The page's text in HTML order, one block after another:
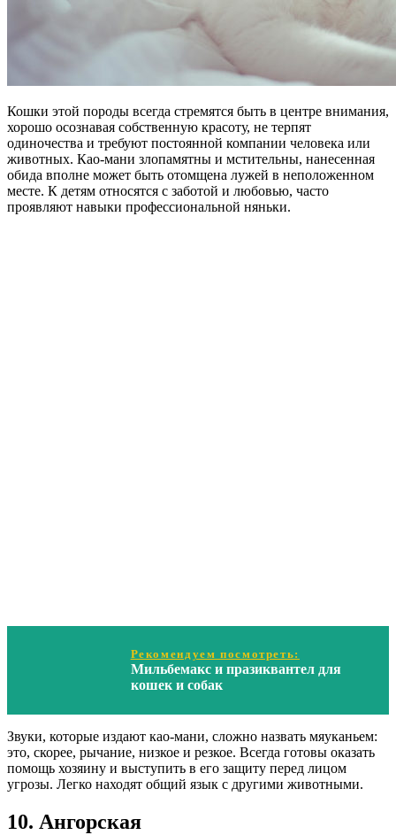
Кошки этой породы всегда стремятся быть в центре внимания,
хорошо осознавая собственную красоту, не терпят
одиночества и требуют постоянной компании человека или
животных. Као-мани злопамятны и мстительны, нанесенная
обида вполне может быть отомщена лужей в неположенном
месте. К детям относятся с заботой и любовью, часто
проявляют навыки профессиональной няньки.
Рекомендуем посмотреть:
Мильбемакс и празиквантел для
кошек и собак
Звуки, которые издают као-мани, сложно назвать мяуканьем:
это, скорее, рычание, низкое и резкое. Всегда готовы оказать
помощь хозяину и выступить в его защиту перед лицом
угрозы. Легко находят общий язык с другими животными.
10. Ангорская